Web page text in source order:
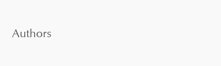
Authors